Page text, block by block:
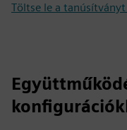
Töltse le a